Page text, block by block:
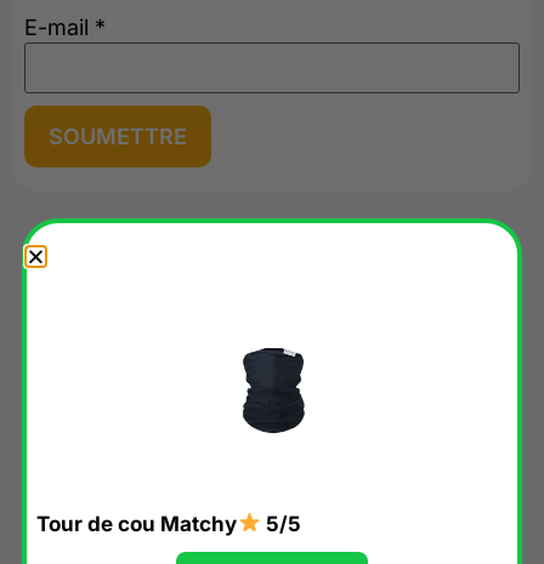
E-mail *
Tour de cou Matchy 5/5